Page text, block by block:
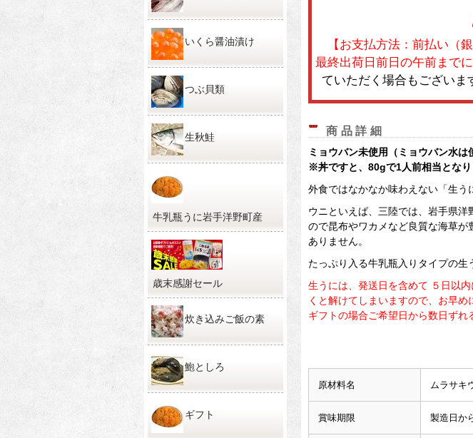
【お支払方法：前払い（
最終出荷日前日の午前までに
ていただく場合もございま
商品詳細
ミョウバン未使用（ミョウバン水は
※丼ですと、80gで1人前相当となり
外食ではなかなか味わえない「生う
ウニといえば、三陸では、岩手県
ので昆布やワカメなど良質な海草
ありません。
たっぷり入る牛乳瓶入りタイプの生
生うには、発送日を含めて ５日以
くと解けてしまいますので、お早め
ギフトの場合ご希望日から数日ずれ
原材料名 ムラサキ
賞味期限 製造日か
いくら醤油漬け
つぶ貝類
生秋鮭
牛乳瓶うに岩手洋野町産
歳末感謝セール
炊き込みご飯の素
鮑としろ
ギフト